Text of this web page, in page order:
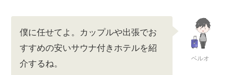
僕に任せてよ。カップルや出張でお
すすめの安いサウナ付きホテルを紹
介するね。
ベルオ